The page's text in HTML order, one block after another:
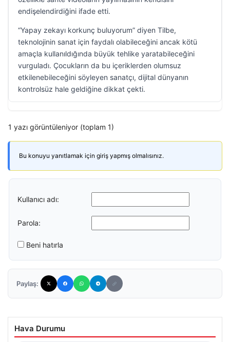
endişelendirdiğini ifade etti.
“Yapay zekayı korkunç buluyorum” diyen Tilbe,
teknolojinin sanat için faydalı olabileceğini ancak kötü
amaçla kullanıldığında büyük tehlike yaratabileceğini
vurguladı. Çocukların da bu içeriklerden olumsuz
etkilenebileceğini söyleyen sanatçı, dijital dünyanın
kontrolsüz hale geldiğine dikkat çekti.
1 yazı görüntüleniyor (toplam 1)
Bu konuyu yanıtlamak için giriş yapmış olmalısınız.
Kullanıcı adı:
Parola:
Beni hatırla
Paylaş:
Hava Durumu